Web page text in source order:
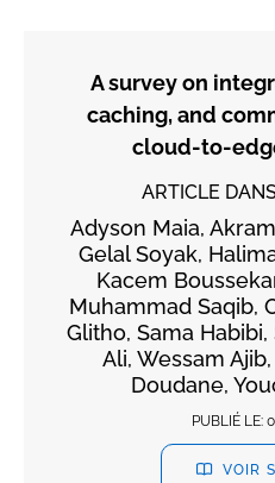
A survey on
caching, and
cloud-to-
ARTICLE
Adyson Maia,
Gelal Soyak,
Kacem
Muhammad Saqib,
Glitho, Sama
Ali, Wessam
Doudane,
PUBLIÉ LE:
VOIR